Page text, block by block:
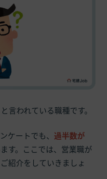
と言われている職種です。
ケートでも、 過半数が
す。ここでは、営業職が
紹介をしていきましょ